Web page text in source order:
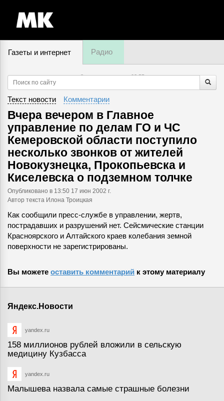
Газеты и интернет Радио
8 августа, пятница,03:55
Текст новости Комментарии
Вчера вечером в Главное
управление по делам ГО и ЧС
Кемеровской области поступило
несколько звонков от жителей
Новокузнецка, Прокопьевска и
Киселевска о подземном толчке
Опубликовано в 13:50 17 июн 2002 г.
Автор текста Илона Троицкая
Как сообщили пресс-службе в управлении, жертв,
пострадавших и разрушений нет. Сейсмические станции
Красноярского и Алтайского краев колебания земной
поверхности не зарегистрированы.
Вы можете оставить комментарий к этому материалу
Яндекс.Новости
yandex.ru
158 миллионов рублей вложили в сельскую
медицину Кузбасса
yandex.ru
Малышева назвала самые страшные болезни